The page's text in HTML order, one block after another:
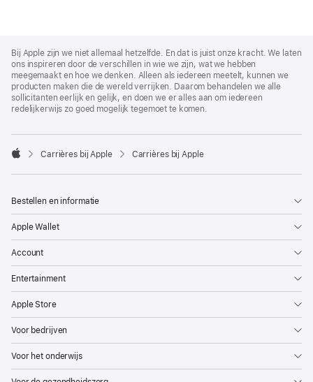
Footer
Bij Apple zijn we niet allemaal hetzelfde. En dat is juist onze kracht. We laten
ons inspireren door de verschillen in wie we zijn, wat we hebben
meegemaakt en hoe we denken. Alleen als iedereen meetelt, kunnen we
producten maken die de wereld verrijken. Daarom behandelen we alle
sollicitanten eerlijk en gelijk, en doen we er alles aan om iedereen
redelijkerwijs zo goed mogelijk tegemoet te komen.

Carrières bij Apple Carrières bij Apple
Bestellen en informatie
Apple Wallet
Account
Entertainment
Apple Store
Voor bedrijven
Voor het onderwijs